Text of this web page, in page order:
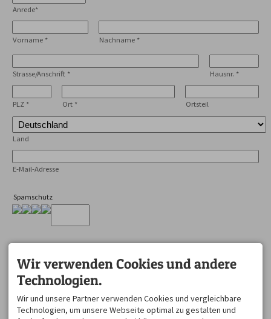
Anrede*
Vorname * Nachname *
Strasse/Anschrift * Hausnr. *
PLZ * Ort * Ortsteil
Land
E-Mail-Adresse
Spamschutz
Mit dem Absenden des Formulars habe ich die
Datenschutzerklärung zur Kenntnis genommen.
Wir verwenden Cookies und andere
Technologien.
Wir und unsere Partner verwenden Cookies und vergleichbare
Technologien, um unsere Webseite optimal zu gestalten und